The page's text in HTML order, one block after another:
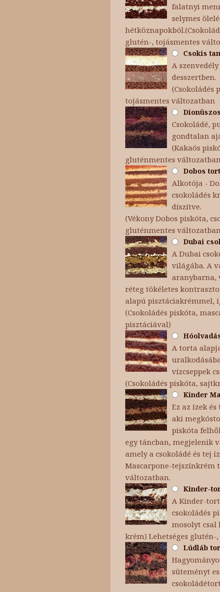
falatnyi
selymes
glutén-, tojásmentes
Csokis
A
desszertben.
(Csokoládés
tojásmentes változatban
Csokoládé,
gondtalan
(Kakaós
gluténmentes
Dobos
Alkotója -
csokoládés
díszítve.
(Vékony Dobos piskóta,
gluténmentes
Dubai
A Dubai
világába. A
aranybarna,
réteg tökéletes
alapú pisztáciakrémmel,
(Csokoládés piskóta,
pisztáciával)
A torta
vízcseppek
(Csokoládés piskóta,
Kinder
Ez az ízek
aki
piskóta
egy táncban, megjelenik
amely a csokoládé és tej
Mascarpone-tejszínkrém
változatban.
Kinder-
A Kinder-
csokoládés
mosolyt csal
krém) Lehetséges
Lúdláb
süteményt